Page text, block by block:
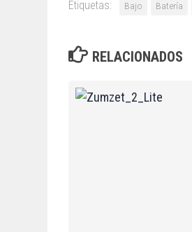
Etiquetas: Bajo Batería
RELACIONADOS